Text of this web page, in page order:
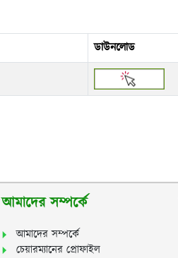
ডাউনলোড
আমাদের সম্পর্কে
আমাদের সম্পর্কে
চেয়ারম্যানের প্রোফাইল